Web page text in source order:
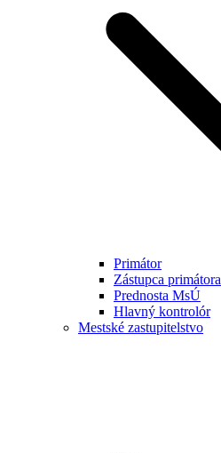
Primátor
Zástupca primátora
Prednosta MsÚ
Hlavný kontrolór
Mestské zastupitelstvo